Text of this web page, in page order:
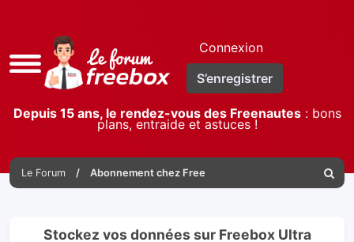
Accès
rapide
Connexion
S’enregistrer
Depuis 15 ans, le rendez-vous des Freenautes: bons
plans, entraide et astuces !
Le Forum Abonnement chez Free
Stockez vos données sur Freebox Ultra